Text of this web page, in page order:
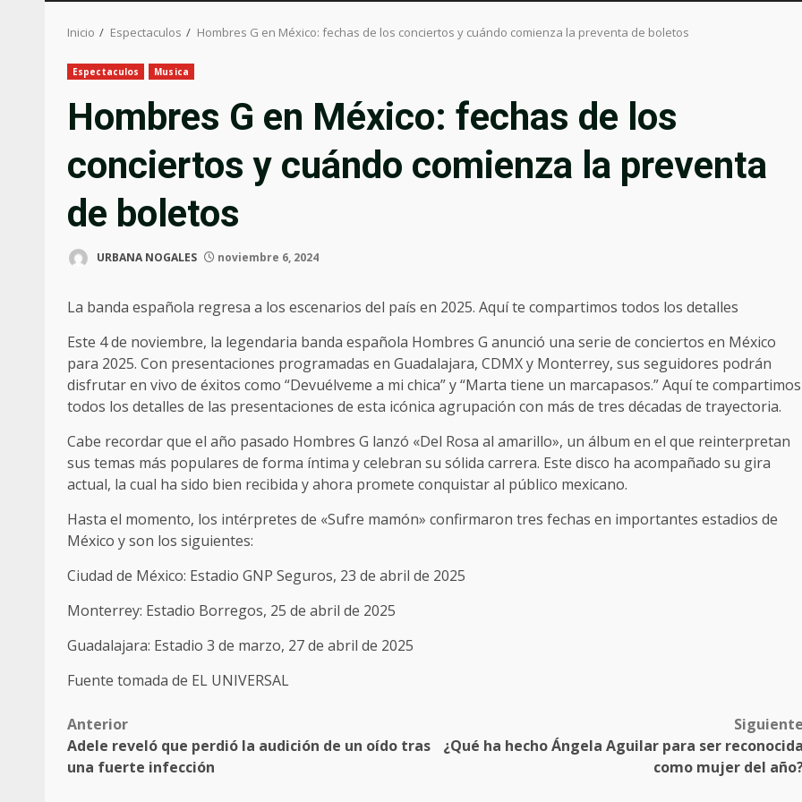
Inicio Espectaculos Hombres G en México: fechas de los conciertos y cuándo comienza la preventa de boletos
Espectaculos Musica
Hombres G en México: fechas de los
conciertos y cuándo comienza la preventa
de boletos
URBANA NOGALES noviembre 6, 2024
La banda española regresa a los escenarios del país en 2025. Aquí te compartimos todos los detalles
Este 4 de noviembre, la legendaria banda española Hombres G anunció una serie de conciertos en México
para 2025. Con presentaciones programadas en Guadalajara, CDMX y Monterrey, sus seguidores podrán
disfrutar en vivo de éxitos como “Devuélveme a mi chica” y “Marta tiene un marcapasos.” Aquí te compartimos
todos los detalles de las presentaciones de esta icónica agrupación con más de tres décadas de trayectoria.
Cabe recordar que el año pasado Hombres G lanzó «Del Rosa al amarillo», un álbum en el que reinterpretan
sus temas más populares de forma íntima y celebran su sólida carrera. Este disco ha acompañado su gira
actual, la cual ha sido bien recibida y ahora promete conquistar al público mexicano.
Hasta el momento, los intérpretes de «Sufre mamón» confirmaron tres fechas en importantes estadios de
México y son los siguientes:
Ciudad de México: Estadio GNP Seguros, 23 de abril de 2025
Monterrey: Estadio Borregos, 25 de abril de 2025
Guadalajara: Estadio 3 de marzo, 27 de abril de 2025
Fuente tomada de EL UNIVERSAL
Post
navigation
Anterior
Adele reveló que perdió la audición de un oído tras
una fuerte infección
Siguiente
¿Qué ha hecho Ángela Aguilar para ser reconocida
como mujer del